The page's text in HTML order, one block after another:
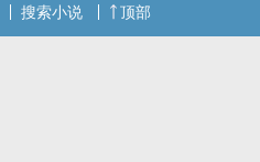
搜索小说 顶部